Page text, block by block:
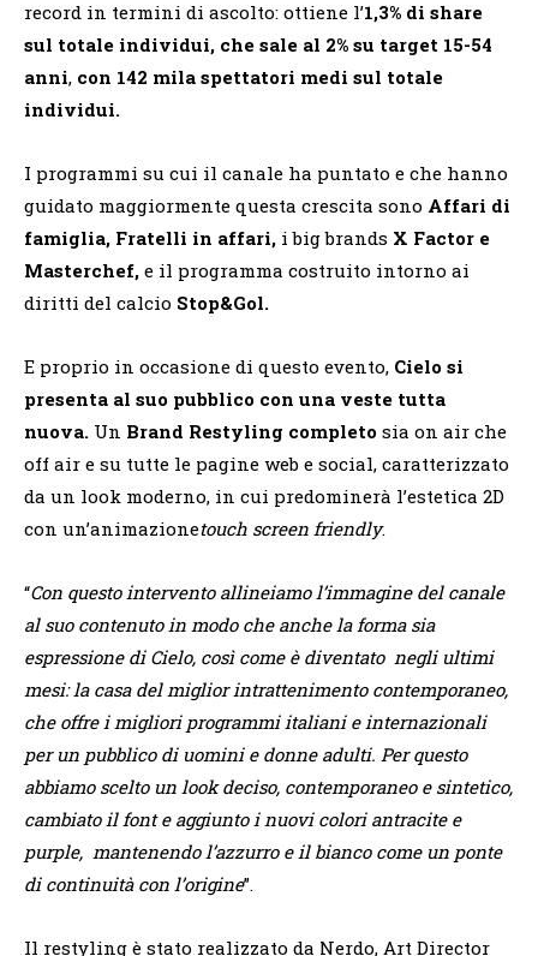
record in termini di ascolto: ottiene l’1,3% di share
sul totale individui, che sale al 2% su target 15-54
anni, con 142 mila spettatori medi sul totale
individui.
I programmi su cui il canale ha puntato e che hanno
guidato maggiormente questa crescita sono Affari di
famiglia, Fratelli in affari, i big brands X Factor e
Masterchef, e il programma costruito intorno ai
diritti del calcio Stop&Gol.
E proprio in occasione di questo evento, Cielo si
presenta al suo pubblico con una veste tutta
nuova. Un Brand Restyling completo sia on air che
off air e su tutte le pagine web e social, caratterizzato
da un look moderno, in cui predominerà l’estetica 2D
con un’animazionetouch screen friendly.
“Con questo intervento allineiamo l’immagine del canale
al suo contenuto in modo che anche la forma sia
espressione di Cielo, così come è diventato negli ultimi
mesi: la casa del miglior intrattenimento contemporaneo,
che offre i migliori programmi italiani e internazionali
per un pubblico di uomini e donne adulti. Per questo
abbiamo scelto un look deciso, contemporaneo e sintetico,
cambiato il font e aggiunto i nuovi colori antracite e
purple, mantenendo l’azzurro e il bianco come un ponte
di continuità con l’origine”.
Il restyling è stato realizzato da Nerdo, Art Director